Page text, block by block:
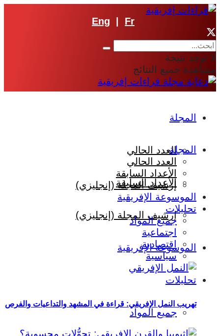
Eng Fr
لا توجد نتيجة
مشاهدة جميع النتائج
المجلة
العدد الحالي
الأعداد السابقة
إرشيف المجلة (إنجليزي)
الموسوعة الإفريقية
تحليلات
جميع المواد
المجلة
العدد الحالي
الأعداد السابقة
إرشيف المجلة (إنجليزي)
الموسوعة الإفريقية
تحليلات
جميع المواد
اجتماعية
اقتصادية
سياسية
تهريب النمل الإفريقي: قراءة في المشهد والتداعيات والفرص